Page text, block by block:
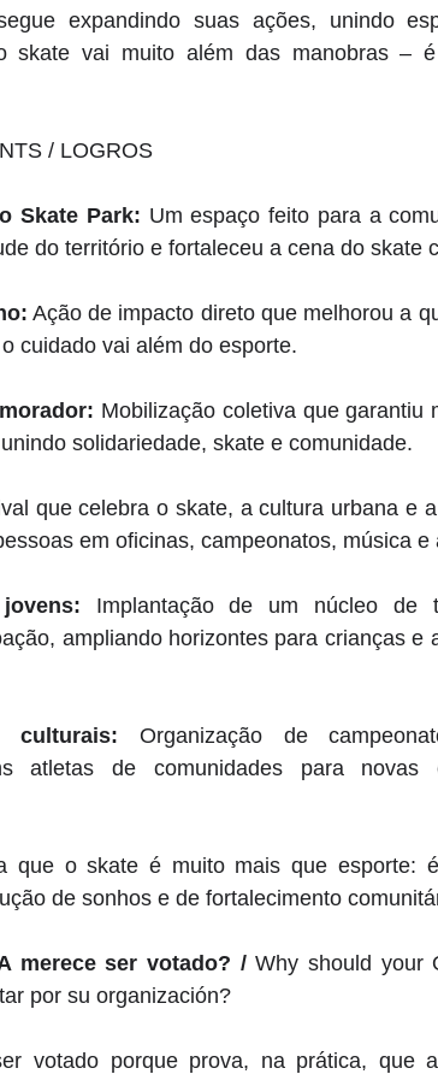
expandindo suas ações, unindo
skate vai muito além das manobras –
/ LOGROS
Skate Park: Um espaço feito para a
do território e fortaleceu a cena do skate
Ação de impacto direto que melhorou a
cuidado vai além do esporte.
Mobilização coletiva que garantiu
solidariedade, skate e comunidade.
que celebra o skate, a cultura urbana e
em oficinas, campeonatos, música e
Implantação de um núcleo de
ampliando horizontes para crianças e
culturais: Organização de
atletas de comunidades para novas
que o skate é muito mais que esporte:
de sonhos e de fortalecimento
merece ser votado? / Why should your
por su organización?
votado porque prova, na prática, que